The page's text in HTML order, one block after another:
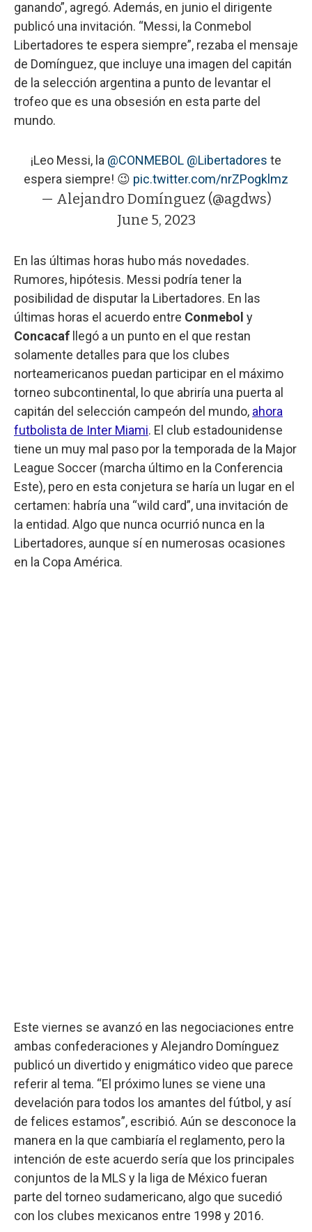
ganando”, agregó. Además, en junio el dirigente
publicó una invitación. “Messi, la Conmebol
Libertadores te espera siempre”, rezaba el mensaje
de Domínguez, que incluye una imagen del capitán
de la selección argentina a punto de levantar el
trofeo que es una obsesión en esta parte del
mundo.
¡Leo Messi, la @CONMEBOL @Libertadores te
espera siempre! 😉 pic.twitter.com/nrZPogklmz
— Alejandro Domínguez (@agdws)
June 5, 2023
En las últimas horas hubo más novedades.
Rumores, hipótesis. Messi podría tener la
posibilidad de disputar la Libertadores. En las
últimas horas el acuerdo entre Conmebol y
Concacaf
llegó a un punto en el que restan
solamente detalles para que los clubes
norteamericanos puedan participar en el máximo
torneo subcontinental, lo que abriría una puerta al
capitán del selección campeón del mundo, ahora
futbolista de Inter Miami. El club estadounidense
tiene un muy mal paso por la temporada de la Major
League Soccer (marcha último en la Conferencia
Este), pero en esta conjetura se haría un lugar en el
certamen: habría una “wild card”, una invitación de
la entidad. Algo que nunca ocurrió nunca en la
Libertadores, aunque sí en numerosas ocasiones
en la Copa América.
Este viernes se avanzó en las negociaciones entre
ambas confederaciones y Alejandro Domínguez
publicó un divertido y enigmático video que parece
referir al tema. “El próximo lunes se viene una
develación para todos los amantes del fútbol, y así
de felices estamos”, escribió. Aún se desconoce la
manera en la que cambiaría el reglamento, pero la
intención de este acuerdo sería que los principales
conjuntos de la MLS y la liga de México fueran
parte del torneo sudamericano, algo que sucedió
con los clubes mexicanos entre 1998 y 2016.